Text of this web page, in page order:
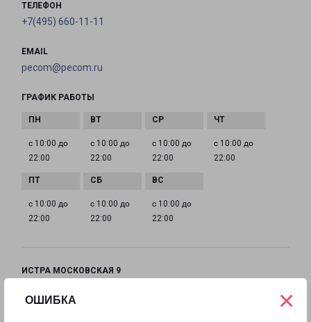
ОШИБКА ×
ТЕЛЕФОН
+7(495) 660-11-11
EMAIL
pecom@pecom.ru
ГРАФИК РАБОТЫ
с 10:00 до
22:00
с 10:00 до
22:00
с 10:00 до
22:00
с 10:00 до
22:00
с 10:00 до
22:00
с 10:00 до
22:00
с 10:00 до
22:00
ИСТРА МОСКОВСКАЯ 9